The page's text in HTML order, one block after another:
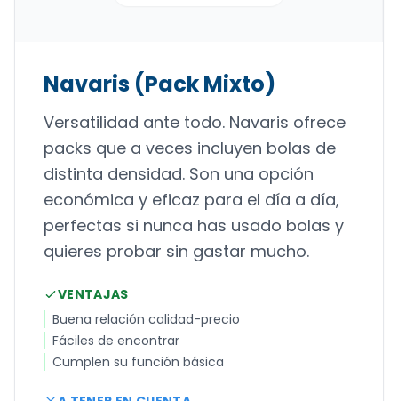
Navaris (Pack Mixto)
Versatilidad ante todo. Navaris ofrece
packs que a veces incluyen bolas de
distinta densidad. Son una opción
económica y eficaz para el día a día,
perfectas si nunca has usado bolas y
quieres probar sin gastar mucho.
VENTAJAS
Buena relación calidad-precio
Fáciles de encontrar
Cumplen su función básica